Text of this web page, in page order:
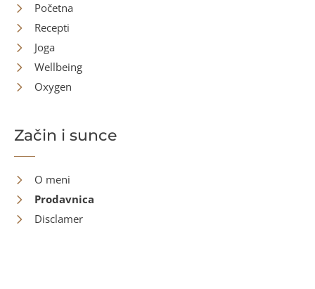
Početna
Recepti
Joga
Wellbeing
Oxygen
Začin i sunce
O meni
Prodavnica
Disclamer